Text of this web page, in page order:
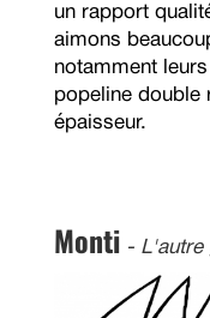
un rapport
aimons
notamment
popeline double
épaisseur.
Monti - L'autre